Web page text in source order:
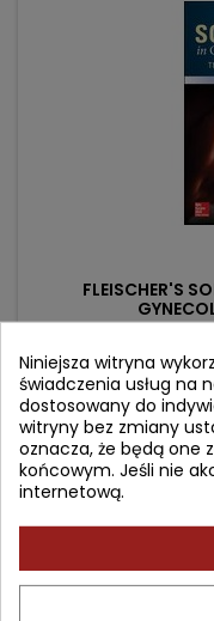
FLEISCHER'S
1

Niniejsza witryna
świadczenia usług na
dostosowany do
witryny bez zmiany
oznacza, że będą one
końcowym. Jeśli nie
internetową.